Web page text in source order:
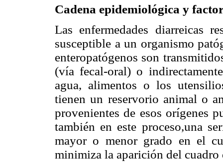
Cadena epidemiológica y
Las enfermedades diarreicas
susceptible a un organismo
enteropatógenos son
(vía fecal-oral) o
agua, alimentos o los
tienen un reservorio animal o
provenientes de esos orígenes
también en este proceso,una
mayor o menor grado en el
minimiza la aparición del cuadro